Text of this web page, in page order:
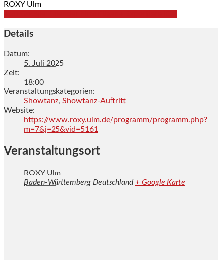
ROXY Ulm
Details
Datum:
5. Juli 2025
Zeit:
18:00
Veranstaltungskategorien:
Showtanz, Showtanz-Auftritt
Website:
https://www.roxy.ulm.de/programm/programm.php?
m=7&j=25&vid=5161
Veranstaltungsort
ROXY Ulm
Baden-Württemberg Deutschland + Google Karte